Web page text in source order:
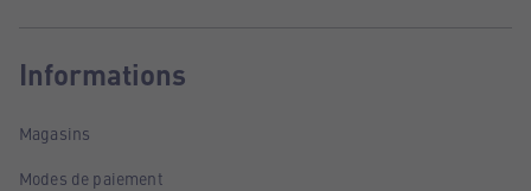
Informations
Magasins
Modes de paiement